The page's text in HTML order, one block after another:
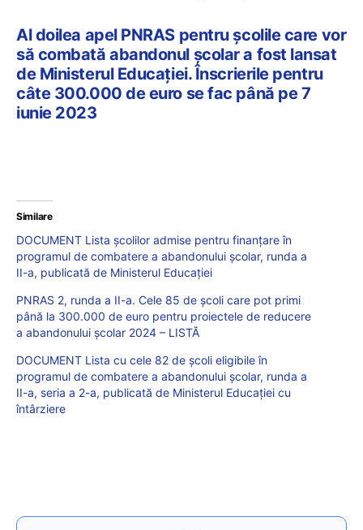
Al doilea apel PNRAS pentru școlile care vor
să combată abandonul școlar a fost lansat
de Ministerul Educației. Înscrierile pentru
câte 300.000 de euro se fac până pe 7
iunie 2023
Similare
DOCUMENT Lista școlilor admise pentru finanțare în
programul de combatere a abandonului școlar, runda a
II-a, publicată de Ministerul Educației
PNRAS 2, runda a II-a. Cele 85 de școli care pot primi
până la 300.000 de euro pentru proiectele de reducere
a abandonului școlar 2024 – LISTĂ
DOCUMENT Lista cu cele 82 de școli eligibile în
programul de combatere a abandonului școlar, runda a
II-a, seria a 2-a, publicată de Ministerul Educației cu
întârziere